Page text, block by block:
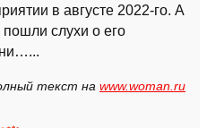
в августе 2022-го. А
пошли слухи о его
текст на www.woman.ru